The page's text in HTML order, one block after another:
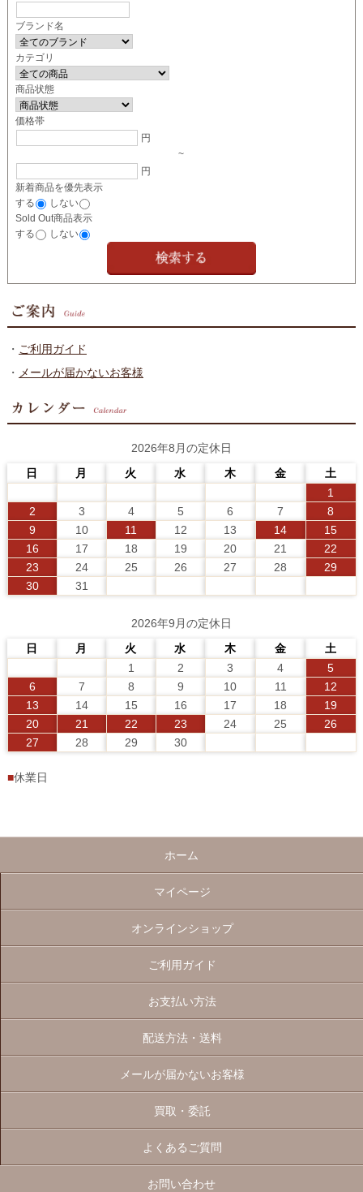
ブランド名
カテゴリ
商品状態
価格帯
円
~
円
新着商品を優先表示
する
しない
Sold Out商品表示
する
しない
・ ご利用ガイド
・ メールが届かないお客様
2026年8月の定休日
日
月 火 水 木 金
土
1
2
3 4 5 6 7
8
9
10 11 12 13 14
15
16
17 18 19 20 21
22
23
24 25 26 27 28
29
30
31
2026年9月の定休日
日
月 火 水 木 金
土
1
2 3 4
5
6
7 8 9 10 11
12
13
14 15 16 17 18
19
20
21 22 23 24 25
26
27
28 29 30
■休業日
ホーム
マイページ
オンラインショップ
ご利用ガイド
お支払い方法
配送方法・送料
メールが届かないお客様
買取・委託
よくあるご質問
お問い合わせ